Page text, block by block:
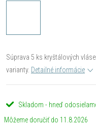
Súprava 5 ks kryštálových
varianty. Detailné informácie
Skladom - hneď
11.8.2026